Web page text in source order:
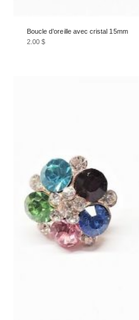
Boucle d’oreille avec cristal 15mm
2.00$